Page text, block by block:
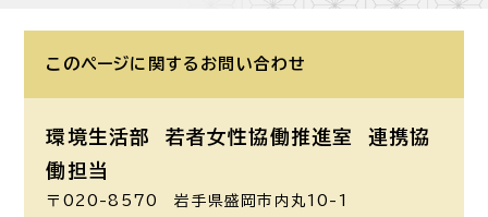
このページに関する お問い合わせ
環境生活部 若者女性協働推進室
連携協
働担当
〒020-8570 岩手県盛岡市内丸10-1